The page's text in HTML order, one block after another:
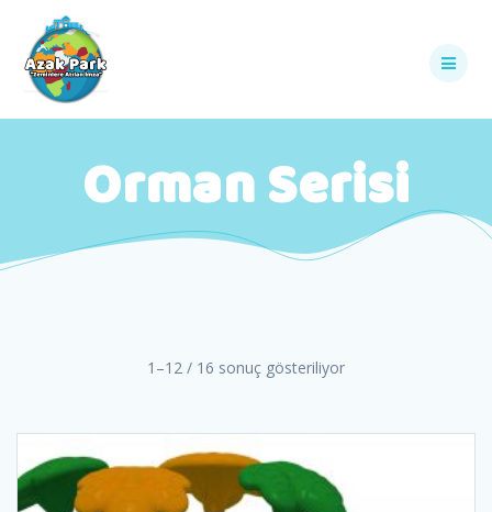
Orman Serisi
1–12 / 16 sonuç gösteriliyor